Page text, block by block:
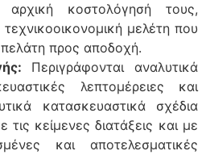
κοστολόγησή τους,
μελέτη που
προς αποδοχή.
Περιγράφονται αναλυτικά
λεπτομέρειες και
κατασκευαστικά σχέδια
κείμενες διατάξεις και με
και αποτελεσματικές